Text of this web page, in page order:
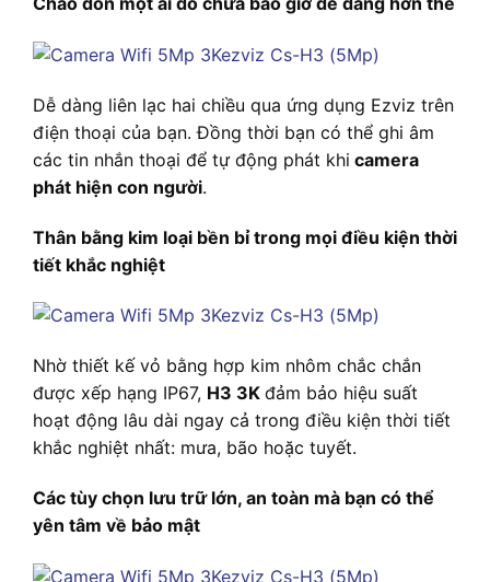
Dễ dàng liên lạc hai chiều qua ứng dụng Ezviz trên
điện thoại của bạn. Đồng thời bạn có thể ghi âm
các tin nhắn thoại để tự động phát khi camera
phát hiện con người.
Thân bằng kim loại bền bỉ trong mọi điều kiện thời
tiết khắc nghiệt
Nhờ thiết kế vỏ bằng hợp kim nhôm chắc chắn
được xếp hạng IP67, H3 3K đảm bảo hiệu suất
hoạt động lâu dài ngay cả trong điều kiện thời tiết
khắc nghiệt nhất: mưa, bão hoặc tuyết.
Các tùy chọn lưu trữ lớn, an toàn mà bạn có thể
yên tâm về bảo mật